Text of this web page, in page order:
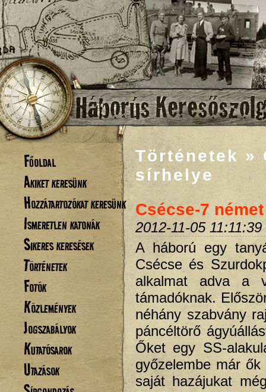
Főoldal
Akiket keresünk
Hozzátartozókat keresünk
Ismeretlen katonák
Sikeres keresések
Történetek
Fotók
Közlemények
Jogszabályok
Kutatósarok
Utazások
Történetek »
sírhelye
Csécse-7
2012-11-05 11:11:39
A háború egy
Csécse és
alkalmat adva a
támadóknak.
néhány szabvány
páncéltörő
Őket egy SS-
győzelembe már
saját hazájukat